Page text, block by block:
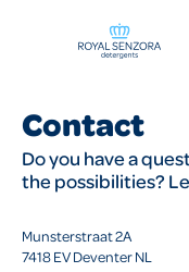
Contact
Do you have a
the possibilities?
Munsterstraat 2A
7418 EV Deventer NL